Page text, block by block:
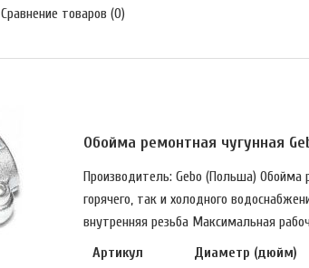
Сравнение товаров (0)
Обойма ремонтная чугунная
Производитель: Gebo (Польша)
горячего, так и холодного
внутренняя резьба Максимальная
Артикул
Диаметр (дюйм)